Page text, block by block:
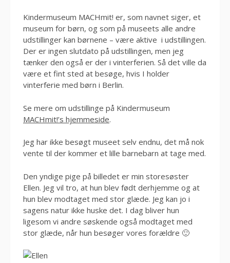
Kindermuseum MACHmit! er, som navnet siger, et
museum for børn, og som på museets alle andre
udstillinger kan børnene – være aktive i udstillingen.
Der er ingen slutdato på udstillingen, men jeg
tænker den også er der i vinterferien. Så det ville da
være et fint sted at besøge, hvis I holder
vinterferie med børn i Berlin.
Se mere om udstillinge på Kindermuseum
MACHmit!’s hjemmeside.
Jeg har ikke besøgt museet selv endnu, det må nok
vente til der kommer et lille barnebarn at tage med.
Den yndige pige på billedet er min storesøster
Ellen. Jeg vil tro, at hun blev født derhjemme og at
hun blev modtaget med stor glæde. Jeg kan jo i
sagens natur ikke huske det. I dag bliver hun
ligesom vi andre søskende også modtaget med
stor glæde, når hun besøger vores forældre 🙂